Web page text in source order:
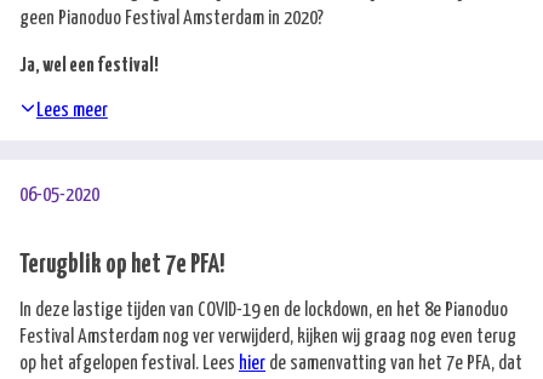
geen Pianoduo Festival Amsterdam in 2020?
Ja, wel een festival!
Lees meer
06-05-2020
Terugblik op het 7e PFA!
In deze lastige tijden van COVID-19 en de lockdown, en het 8e Pianoduo
Festival Amsterdam nog ver verwijderd, kijken wij graag nog even terug
op het afgelopen festival. Lees hier de samenvatting van het 7e PFA, dat